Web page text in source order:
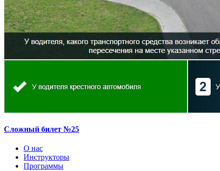
Сложный билет №25
О нас
Инструкторы
Программы